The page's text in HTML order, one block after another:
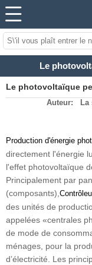
Le
Le photovoltaïque
Auteur: La
Production d'énergie
directement l'énergie
l'effet photovoltaïque
Principalement par
(composants),
des unités de
appelées «centrales
de mode de
ménages, pour la
d’électricité. Les